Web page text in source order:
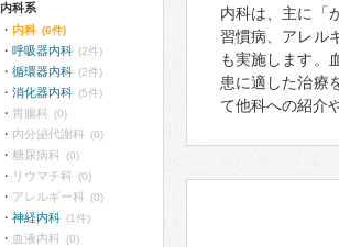
内科は、主に「
習慣病、アレル
も実施します。
患に適した治療
て他科への紹介
内科系
内科 (6件)
呼吸器内科 (2件)
循環器内科 (2件)
消化器内科 (5件)
胃腸科 (0)
内分泌代謝科 (0)
糖尿病科 (0)
リウマチ科 (0)
アレルギー科 (0)
神経内科 (1件)
血液内科 (0)